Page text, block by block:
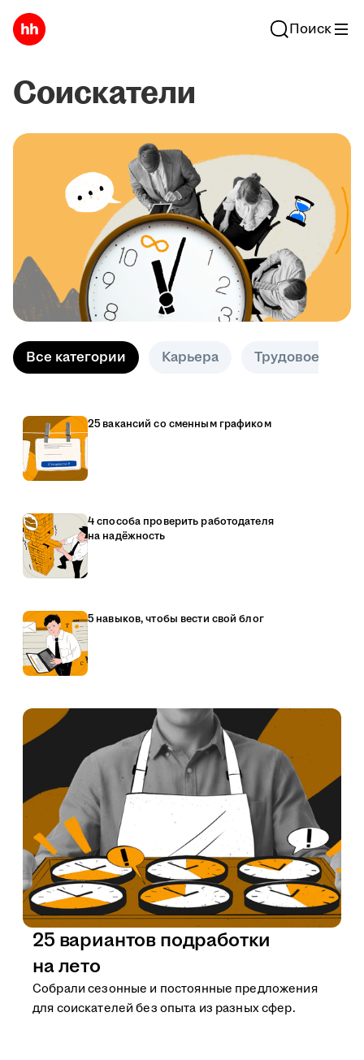
Поиск
Соискатели
Все категории Карьера Трудовое право
25 вакансий со сменным графиком
4 способа проверить работодателя
на надёжность
5 навыков, чтобы вести свой блог
25 вариантов подработки
на лето
Собрали сезонные и постоянные предложения
для соискателей без опыта из разных сфер.